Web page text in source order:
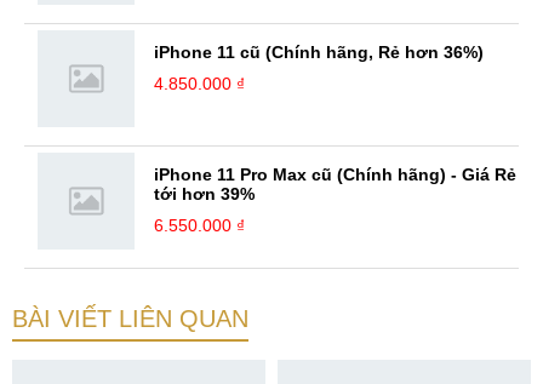
iPhone 11 cũ (Chính hãng, Rẻ hơn 36%)
4.850.000 ₫
iPhone 11 Pro Max cũ (Chính hãng) - Giá Rẻ
tới hơn 39%
6.550.000 ₫
BÀI VIẾT LIÊN QUAN